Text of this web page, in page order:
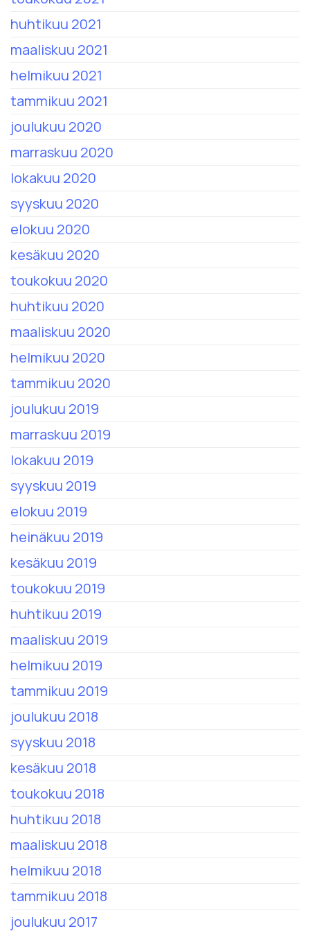
huhtikuu 2021
maaliskuu 2021
helmikuu 2021
tammikuu 2021
joulukuu 2020
marraskuu 2020
lokakuu 2020
syyskuu 2020
elokuu 2020
kesäkuu 2020
toukokuu 2020
huhtikuu 2020
maaliskuu 2020
helmikuu 2020
tammikuu 2020
joulukuu 2019
marraskuu 2019
lokakuu 2019
syyskuu 2019
elokuu 2019
heinäkuu 2019
kesäkuu 2019
toukokuu 2019
huhtikuu 2019
maaliskuu 2019
helmikuu 2019
tammikuu 2019
joulukuu 2018
syyskuu 2018
kesäkuu 2018
toukokuu 2018
huhtikuu 2018
maaliskuu 2018
helmikuu 2018
tammikuu 2018
joulukuu 2017